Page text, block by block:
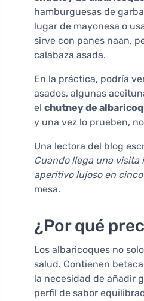
hamburguesas de
lugar de mayonesa o
sirve con panes naan,
calabaza asada.
En la práctica, podría
asados, algunas
el chutney de
y una vez lo prueben,
Una lectora del blog
Cuando llega una visita
aperitivo lujoso en
mesa.
¿Por qué
Los albaricoques no
salud. Contienen
la necesidad de añadir
perfil de sabor